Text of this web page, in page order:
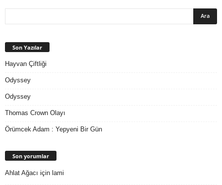
Son Yazılar
Hayvan Çiftliği
Odyssey
Odyssey
Thomas Crown Olayı
Örümcek Adam : Yepyeni Bir Gün
Son yorumlar
Ahlat Ağacı için lami